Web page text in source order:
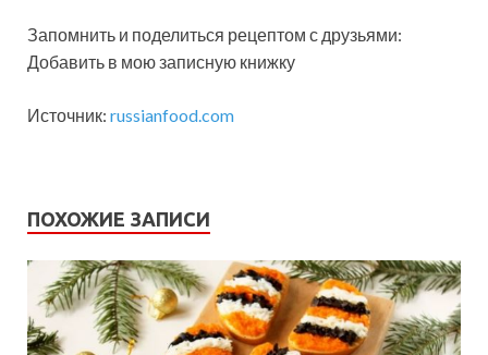
Запомнить и поделиться рецептом с друзьями:
Добавить в мою записную книжку
Источник: russianfood.com
ПОХОЖИЕ ЗАПИСИ